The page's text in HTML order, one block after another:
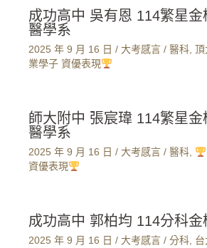
成功高中 吳有恩 114繁星金
醫學系
2025 年 9 月 16 日 / 大考感言 / 醫科, 頂
業學子 資優表現
師大附中 張宸瑋 114繁星金
醫學系
2025 年 9 月 16 日 / 大考感言 / 醫科,
資優表現
成功高中 郭柏均 114分科
2025 年 9 月 16 日 / 大考感言 / 分科,